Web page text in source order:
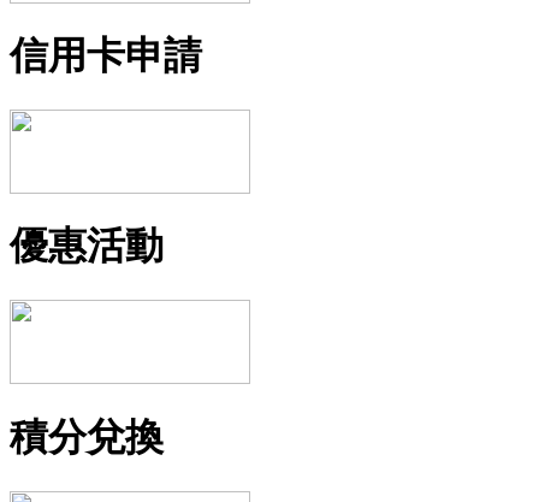
信用卡申請
優惠活動
積分兌換